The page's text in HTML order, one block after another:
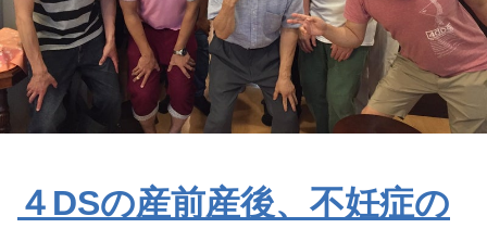
４DSの産前産後、不妊症の